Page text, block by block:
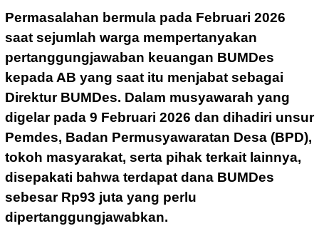
Permasalahan bermula pada Februari 2026
saat sejumlah warga mempertanyakan
pertanggungjawaban keuangan BUMDes
kepada AB yang saat itu menjabat sebagai
Direktur BUMDes. Dalam musyawarah yang
digelar pada 9 Februari 2026 dan dihadiri unsur
Pemdes, Badan Permusyawaratan Desa (BPD),
tokoh masyarakat, serta pihak terkait lainnya,
disepakati bahwa terdapat dana BUMDes
sebesar Rp93 juta yang perlu
dipertanggungjawabkan.